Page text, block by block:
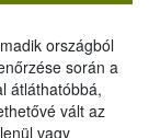
országból
során a
átláthatóbbá,
vált az
vagy